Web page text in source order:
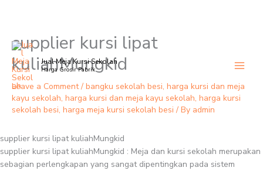
Skip
content
Jual Meja Kursi Sekolah
Harga Grosir Pabrik
supplier kursi lipat
kuliahMungkid
Leave a Comment / bangku sekolah besi, harga kursi dan meja
kayu sekolah, harga kursi dan meja kayu sekolah, harga kursi
sekolah besi, harga meja kursi sekolah besi / By admin
supplier kursi lipat kuliahMungkid
supplier kursi lipat kuliahMungkid : Meja dan kursi sekolah merupakan
sebagian perlengkapan yang sangat dipentingkan pada sistem